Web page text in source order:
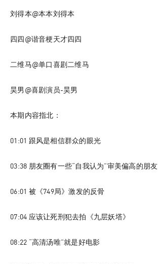
刘得本@本本刘得本
四四@谐音梗天才四四
二维马@单口喜剧二维马
昊男@喜剧演员-昊男
本期内容指北：
01:01 跟风是相信群众的眼光
03:38 朋友圈有一些“自我认为”审美偏高的朋友
06:01 被《749局》激发的反骨
07:04 应该让死刑犯去拍《九层妖塔》
08:22 “高清汤唯”就是好电影